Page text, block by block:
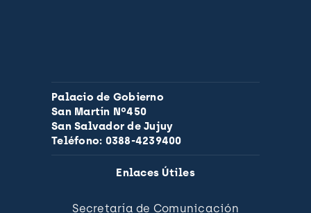
Palacio de Gobierno
San Martín Nº450
San Salvador de Jujuy
Teléfono: 0388-4239400
Enlaces Útiles
Secretaría de Comunicación